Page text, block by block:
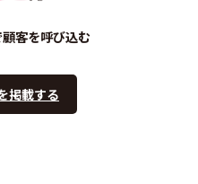
客を呼び込む
掲載する